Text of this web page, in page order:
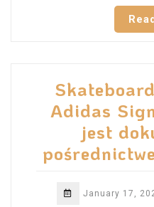
Adidas
jest
January 17,